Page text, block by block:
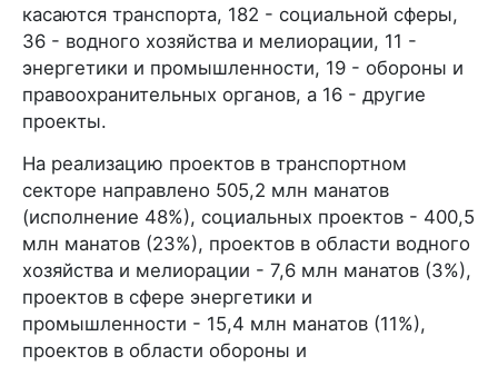
касаются транспорта, 182 - социальной сферы,
36 - водного хозяйства и мелиорации, 11 -
энергетики и промышленности, 19 - обороны и
правоохранительных органов, а 16 - другие
проекты.
На реализацию проектов в транспортном
секторе направлено 505,2 млн манатов
(исполнение 48%), социальных проектов - 400,5
млн манатов (23%), проектов в области водного
хозяйства и мелиорации - 7,6 млн манатов (3%),
проектов в сфере энергетики и
промышленности - 15,4 млн манатов (11%),
проектов в области обороны и